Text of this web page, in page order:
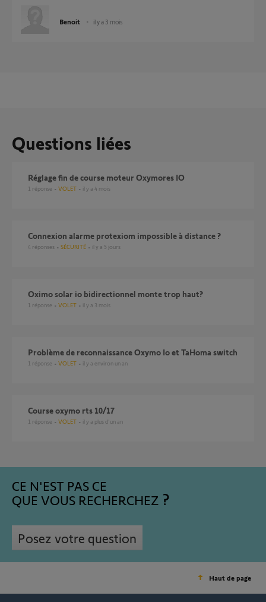
Benoit il y a 3 mois
Questions liées
Réglage fin de course moteur Oxymores IO
1 réponse VOLET il y a 4 mois
Connexion alarme protexiom impossible à distance ?
4 réponses SÉCURITÉ il y a 5 jours
Oximo solar io bidirectionnel monte trop haut?
1 réponse VOLET il y a 3 mois
Problème de reconnaissance Oxymo Io et TaHoma switch
1 réponse VOLET il y a environ un an
course oxymo rts 10/17
1 réponse VOLET il y a plus d'un an
CE N'EST PAS CE
QUE VOUS RECHERCHEZ
Posez votre question
Haut de page